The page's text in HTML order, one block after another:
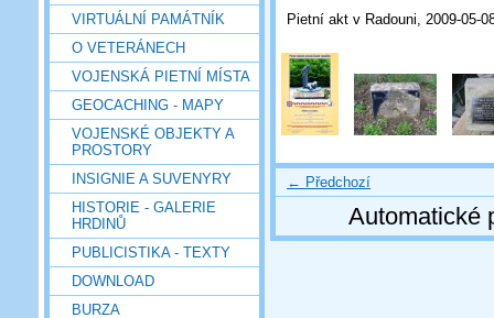
VIRTUÁLNÍ PAMÁTNÍK
O VETERÁNECH
VOJENSKÁ PIETNÍ MÍSTA
GEOCACHING - MAPY
VOJENSKÉ OBJEKTY A
PROSTORY
INSIGNIE A SUVENYRY
HISTORIE - GALERIE
HRDINŮ
PUBLICISTIKA - TEXTY
DOWNLOAD
BURZA
Pietní akt v Radouni, 2009-05-
← Předchozí
Automatické